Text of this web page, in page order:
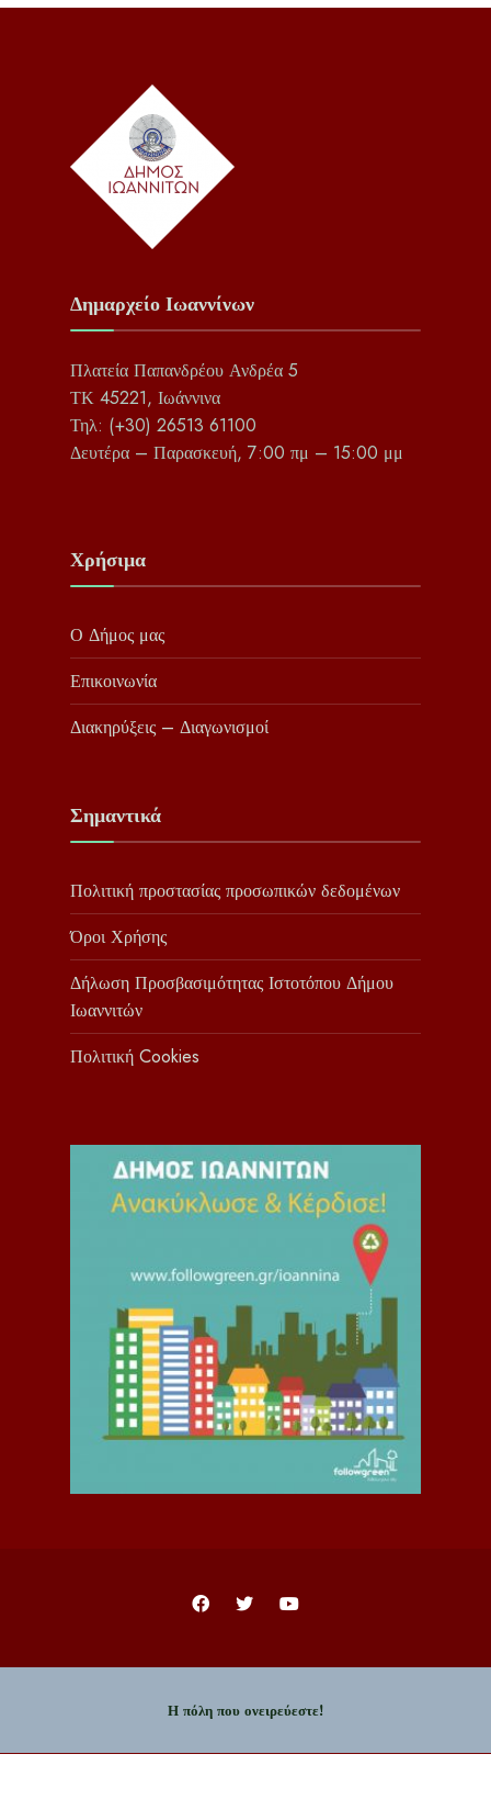
Δημαρχείο Ιωαννίνων
Πλατεία Παπανδρέου Ανδρέα 5
ΤΚ 45221, Ιωάννινα
Τηλ: (+30) 26513 61100
Δευτέρα – Παρασκευή, 7:00 πμ – 15:00 μμ
Χρήσιμα
Ο Δήμος μας
Επικοινωνία
Διακηρύξεις – Διαγωνισμοί
Σημαντικά
Πολιτική προστασίας προσωπικών δεδομένων
Όροι Χρήσης
Δήλωση Προσβασιμότητας Ιστοτόπου Δήμου
Ιωαννιτών
Πολιτική Cookies
Η πόλη που ονειρεύεστε!